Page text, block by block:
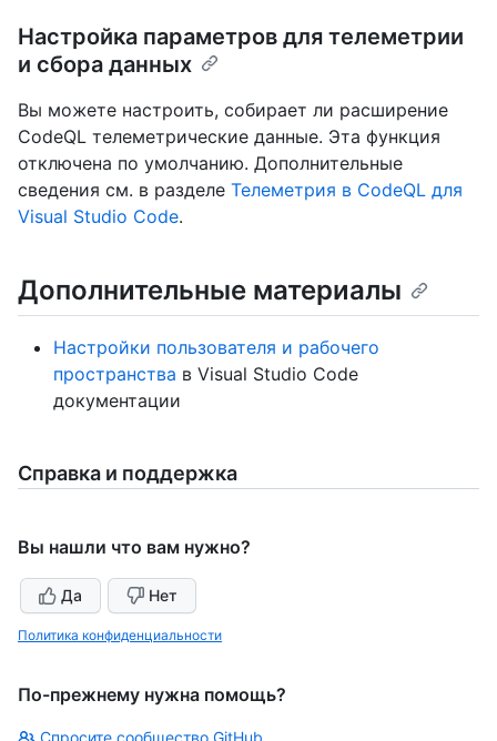
Настройка параметров для телеметрии
и сбора данных
Вы можете настроить, собирает ли расширение
CodeQL телеметрические данные. Эта функция
отключена по умолчанию. Дополнительные
сведения см. в разделе Телеметрия в CodeQL для
Visual Studio Code.
Дополнительные материалы
Настройки пользователя и рабочего
пространства в Visual Studio Code
документации
Справка и поддержка
Вы нашли что вам нужно?
Да Нет
Политика конфиденциальности
По-прежнему нужна помощь?